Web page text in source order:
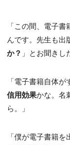
「この間、電子
んです。先生も出
か？ 」とお聞きし
「電子書籍自体が
信用効果かな。名
ら。」
「僕が電子書籍